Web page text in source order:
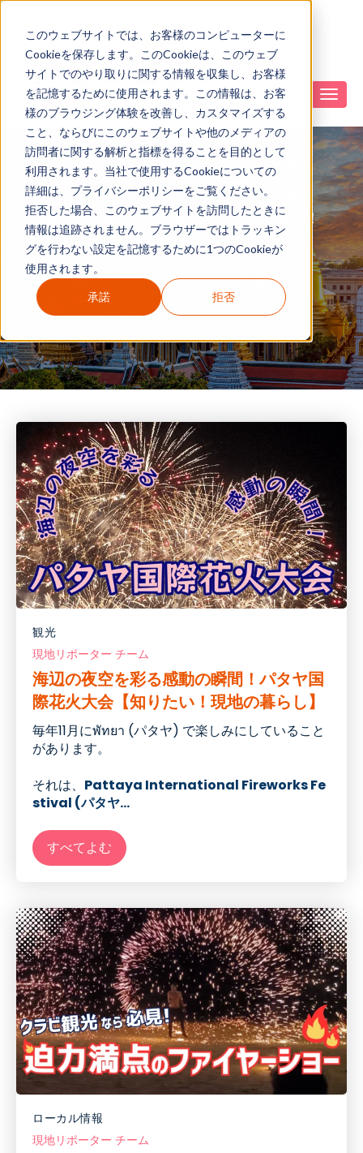
このウェブサイトでは、お客様のコンピューターに
Cookieを保存します。このCookieは、このウェブ
サイトでのやり取りに関する情報を収集し、お客様
を記憶するために使用されます。この情報は、お客
様のブラウジング体験を改善し、カスタマイズする
こと、ならびにこのウェブサイトや他のメディアの
訪問者に関する解析と指標を得ることを目的として
利用されます。当社で使用するCookieについての
詳細は、プライバシーポリシーをご覧ください。
拒否した場合、このウェブサイトを訪問したときに
情報は追跡されません。ブラウザーではトラッキン
グを行わない設定を記憶するために1つのCookieが
使用されます。
承諾 拒否
微笑みの国、タイの魅力をブログで発見！
Thailand（タイ）
スパ、グルメ、絶景ビーチまで情報満載！
観光
現地リポーター チーム
海辺の夜空を彩る感動の瞬間！パタヤ国
際花火大会【知りたい！現地の暮らし】
毎年11月にพัทยา (パタヤ) で楽しみにしていること
があります。
それは、 Pattaya International Fireworks Fe
stival (パタヤ...
すべてよむ
ローカル情報
現地リポーター チーム